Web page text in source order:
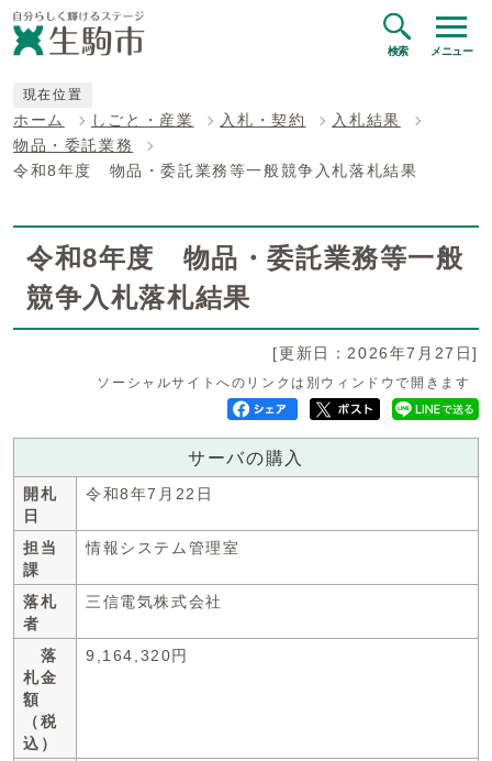
検索 メニュー
現在位置
ホーム しごと・産業 入札・契約
入札結果
物品・委託業務
令和8年度 物品・委託業務等一般競争入札落札結果
令和8年度 物品・委託業務等一般
競争入札落札結果
[更新日：2026年7月27日]
ソーシャルサイトへのリンクは別ウィンドウで開きます
サーバの購入
開札
日
令和8年7月22日
担当
課
情報システム管理室
落札
者
三信電気株式会社
落
札金
額
（税
込）
9,164,320円